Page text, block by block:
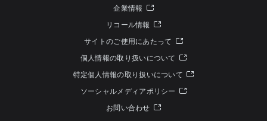
企業情報
リコール情報
サイトのご使用にあたって
個人情報の取り扱いについて
特定個人情報の取り扱いについて
ソーシャルメディアポリシー
お問い合わせ